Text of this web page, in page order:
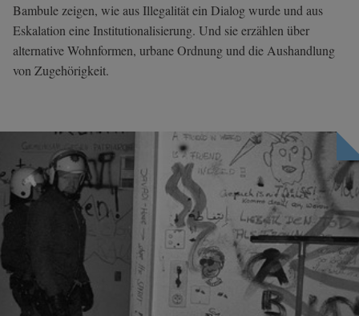
Bambule zeigen, wie aus Illegalität ein Dialog wurde und aus
Eskalation eine Institutionalisierung. Und sie erzählen über
alternative Wohnformen, urbane Ordnung und die Aushandlung
von Zugehörigkeit.